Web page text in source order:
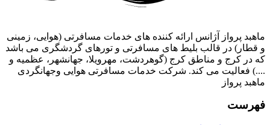
ماهبد پرواز آژانس ارائه کننده های خدمات مسافرتی (هوایی، زمینی
و قطار) در قالب بلیط های مسافرتی و تورهای گردشگری می باشد
که در کرج و مناطق کرج (گوهردشت، مهرویلا، جهانشهر، عظمیه و
....) فعالیت می کند. شرکت خدمات مسافرتی هوایی وجهانگردی
ماهبد پرواز
فهرست